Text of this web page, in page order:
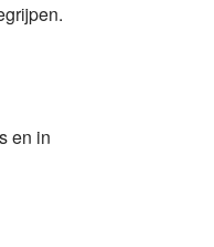
en in